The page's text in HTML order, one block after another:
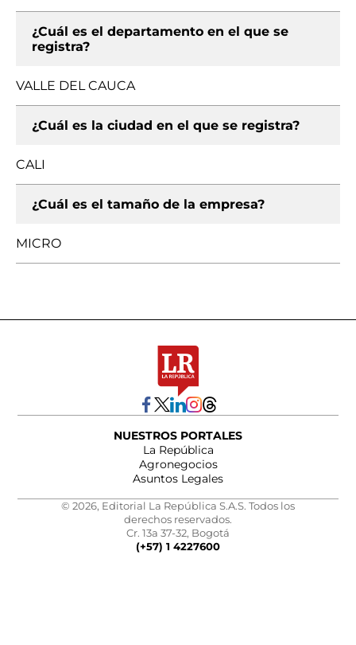
¿Cuál es el departamento en el que se
registra?
VALLE DEL CAUCA
¿Cuál es la ciudad en el que se registra?
CALI
¿Cuál es el tamaño de la empresa?
MICRO
NUESTROS PORTALES
La República
Agronegocios
Asuntos Legales
© 2026, Editorial La República S.A.S. Todos los
derechos reservados.
Cr. 13a 37-32, Bogotá
(+57) 1 4227600